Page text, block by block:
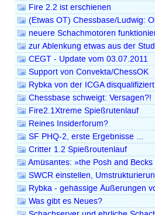
Fire 2.2 ist erschienen
(Etwas OT) Chessbase/Ludwig:
neuere Schachmotoren
zur Ablenkung etwas aus der
CEGT - Update vom 03.07.2011
Support von Convekta/ChessOK
Rybka von der ICGA disqualifiziert
Chessbase schweigt: Versagen?!
Fire2.1Xtreme Spießrutenlauf
Reines Insiderforum?
SF PHQ-2, erste Ergebnisse ...
Critter 1.2 Spießroutenlauf
Amüsantes: »the Posh and
SWCR einstellen,
Rybka - gehässige Äußerungen
Was gibt es Neues?